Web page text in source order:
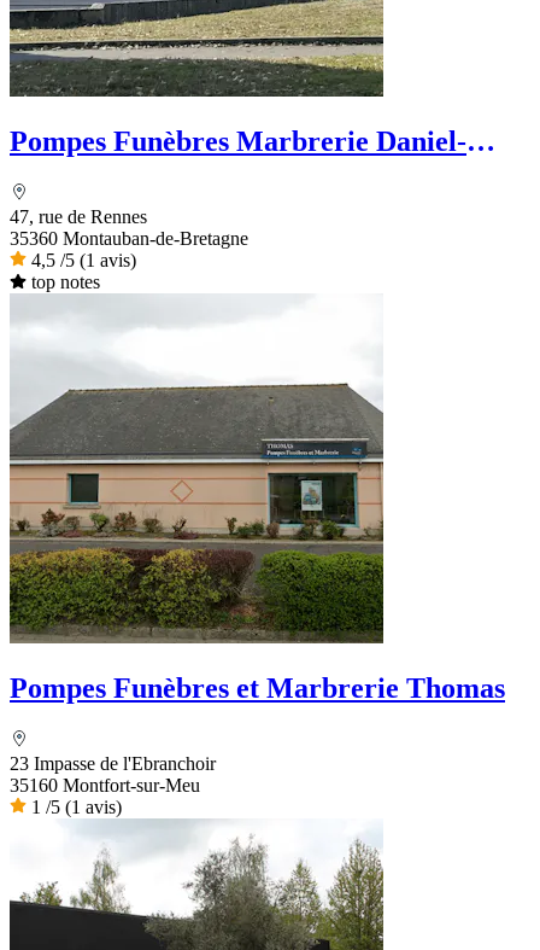
Pompes Funèbres Marbrerie Daniel-
47, rue de Rennes
35360 Montauban-de-Bretagne
4,5 /5 (1 avis)
top notes
Pompes Funèbres et Marbrerie Thomas
23 Impasse de l'Ebranchoir
35160 Montfort-sur-Meu
1 /5 (1 avis)